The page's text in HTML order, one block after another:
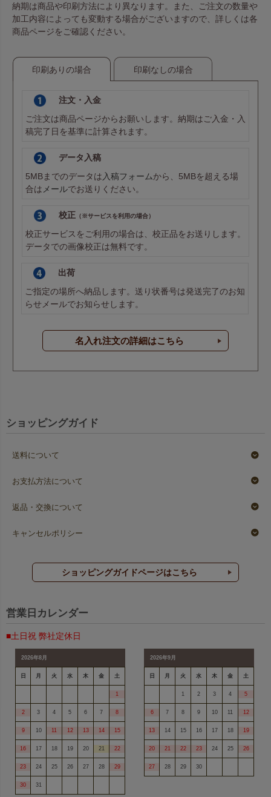
納期は商品や印刷方法により異なります。また、ご注文の数量や
加工内容によっても変動する場合がございますので、詳しくは各
商品ページをご確認ください。
印刷ありの場合 印刷なしの場合
注文・入金
ご注文は商品ページからお願いします。納期はご入金・入
稿完了日を基準に計算されます。
データ入稿
5MBまでのデータは 入稿フォームから、5MBを超える場
合は メールでお送りください。
校正（※サービスを利用の場合）
校正サービスをご利用の場合は、校正品をお送りします。
データでの画像校正は無料です。
出荷
ご指定の場所へ納品します。送り状番号は発送完了のお知
らせメールでお知らせします。
名入れ注文の詳細はこちら
ショッピングガイド
送料について
お支払方法について
返品・交換について
キャンセルポリシー
ショッピングガイドページはこちら
営業日カレンダー
■土日祝 弊社定休日
2026年8月
日 月 火 水 木 金 土
1
2 3 4 5 6 7 8
9 10 11 12 13 14 15
16 17 18 19 20 21 22
23 24 25 26 27 28 29
30 31
2026年9月
日 月 火 水 木 金 土
1 2 3 4 5
6 7 8 9 10 11 12
13 14 15 16 17 18 19
20 21 22 23 24 25 26
27 28 29 30